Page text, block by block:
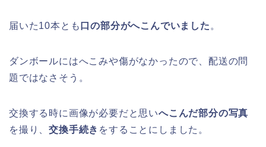
届いた10本とも 口の部分がへこんでいました 。
ダンボールにはへこみや傷がなかったので、配送の問
題ではなさそう。
交換する時に画像が必要だと思いへこんだ部分の写真
を撮り、交換手続き をすることにしました。